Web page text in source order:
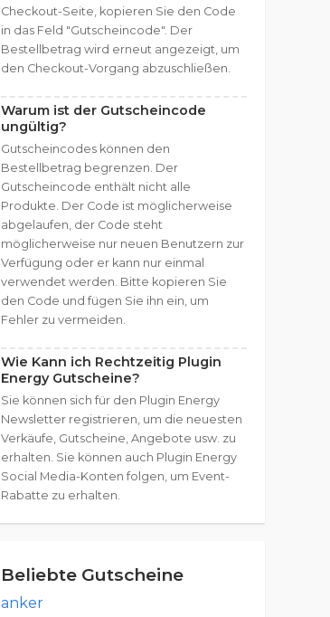
Checkout-Seite, kopieren Sie den Code
in das Feld "Gutscheincode". Der
Bestellbetrag wird erneut angezeigt, um
den Checkout-Vorgang abzuschließen.
Warum ist der Gutscheincode
ungültig?
Gutscheincodes können den
Bestellbetrag begrenzen. Der
Gutscheincode enthält nicht alle
Produkte. Der Code ist möglicherweise
abgelaufen, der Code steht
möglicherweise nur neuen Benutzern zur
Verfügung oder er kann nur einmal
verwendet werden. Bitte kopieren Sie
den Code und fügen Sie ihn ein, um
Fehler zu vermeiden.
Wie Kann ich Rechtzeitig Plugin
Energy Gutscheine?
Sie können sich für den Plugin Energy
Newsletter registrieren, um die neuesten
Verkäufe, Gutscheine, Angebote usw. zu
erhalten. Sie können auch Plugin Energy
Social Media-Konten folgen, um Event-
Rabatte zu erhalten.
Beliebte Gutscheine
anker